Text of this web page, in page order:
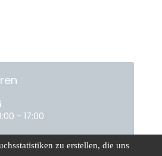
- 17:00
zu erstellen, die uns